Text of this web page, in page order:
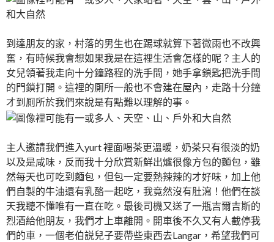
到達朋友的家，村落的男生也在踢球就算下著微雨也不改興
奮，有時候我會想如果我是在這𥚃生活會怎樣的呢？主人的
女兒領著我走向十分鐘路程的洗手間，她手拿鎖匙把洗手間
的門鎖打開。這裡的厠所一般也不會建在屋內，走路十分鐘
才到厠所於我們來說是有點難以理解的事。
主人邀請我們進入yurt 裡面喝茶更溫暖，奶茶只有很淡的奶
以及是咸味，反而我十分欣賞新鮮出爐很像方包的麵包，雖
然每天也可吃到麵包，但包一定要熱辣辣的才好味，加上他
們自製的牛油還有乳酪一起吃，我竟然沒有肚瀉！他們在談
天我聽不懂唯有一直在吃。最後司機又送了一瓶吉爾吉斯的
烈酒給他朋友，我們才上車離開。開車後不久又有人截停我
們的車，一個老伯説兒子要帶些東西去Langar，希望我們可